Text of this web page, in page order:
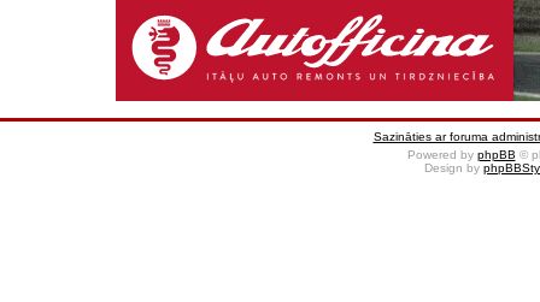
Sazināties ar foruma
Powered by phpBB ©
Design by